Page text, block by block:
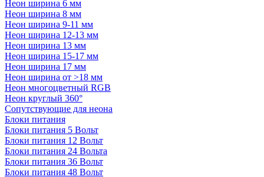
Неон ширина 6 мм
Неон ширина 8 мм
Неон ширина 9-11 мм
Неон ширина 12-13 мм
Неон ширина 13 мм
Неон ширина 15-17 мм
Неон ширина 17 мм
Неон ширина от >18 мм
Неон многоцветный RGB
Неон круглый 360°
Сопутствующие для неона
Блоки питания
Блоки питания 5 Вольт
Блоки питания 12 Вольт
Блоки питания 24 Вольта
Блоки питания 36 Вольт
Блоки питания 48 Вольт